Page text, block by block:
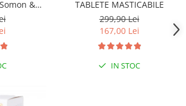
&
TABLETE MASTICABILE
299,90 Lei
167,00 Lei
IN STOC